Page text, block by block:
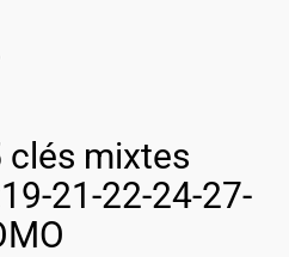
clés mixtes
21-22-24-27-